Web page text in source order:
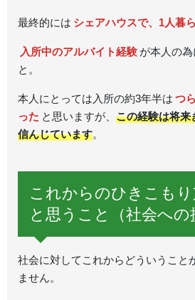
最終的には シェアハウスで、1人暮
入所中のアルバイト経験 が本人の
と。
本人にとっては入所の約3年半は つ
った と思いますが、 この経験は将来
信んじています。
これからのひきこも
と思うこと（社会への
社会に対してこれからどういうこと
ません。